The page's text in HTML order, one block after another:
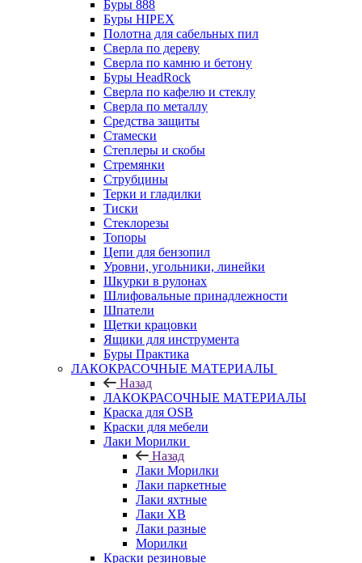
Буры 888
Буры HIPEX
Полотна для сабельных пил
Сверла по дереву
Сверла по камню и бетону
Буры HeadRock
Сверла по кафелю и стеклу
Сверла по металлу
Средства защиты
Стамески
Степлеры и скобы
Стремянки
Струбцины
Терки и гладилки
Тиски
Стеклорезы
Топоры
Цепи для бензопил
Уровни, угольники, линейки
Шкурки в рулонах
Шлифовальные принадлежности
Шпатели
Щетки крацовки
Ящики для инструмента
Буры Практика
ЛАКОКРАСОЧНЫЕ МАТЕРИАЛЫ
Назад
ЛАКОКРАСОЧНЫЕ МАТЕРИАЛЫ
Краска для OSB
Краски для мебели
Лаки Морилки
Назад
Лаки Морилки
Лаки паркетные
Лаки яхтные
Лаки ХВ
Лаки разные
Морилки
Краски резиновые